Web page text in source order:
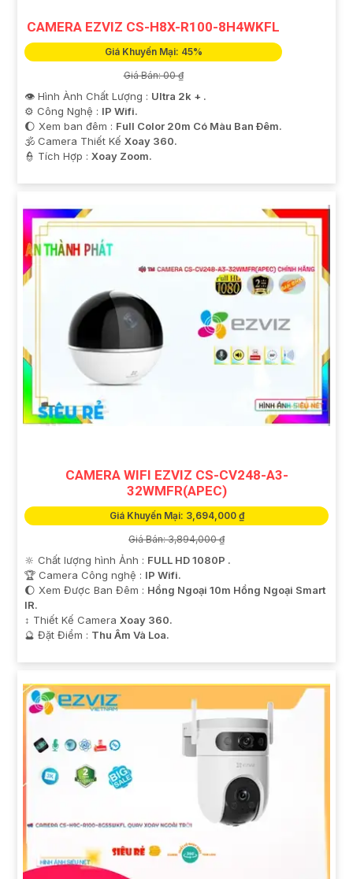
CAMERA EZVIZ CS-H8X-R100-8H4WKFL
Giá Khuyến Mại: 45%
Giá Bán: 00 ₫
👁 Hình Ành Chất Lượng : Ultra 2k + .
⚙ Công Nghệ : IP Wifi.
🌔 Xem ban đêm : Full Color 20m Có Màu Ban Ðêm.
🕉️ Camera Thiết Kế Xoay 360.
️👮 Tích Hợp : Xoay Zoom.
CAMERA WIFI EZVIZ CS-CV248-A3-
32WMFR(APEC)
Giá Khuyến Mại: 3,694,000 ₫
Giá Bán: 3,894,000 ₫
🔆 Chất lượng hình Ảnh : FULL HD 1080P .
🏆 Camera Công nghệ : IP Wifi.
🌔 Xem Được Ban Đêm : Hồng Ngoại 10m Hồng Ngoại Smart
IR.
↕️ Thiết Kế Camera Xoay 360.
️🔮 Đặt Điểm : Thu Âm Và Loa.